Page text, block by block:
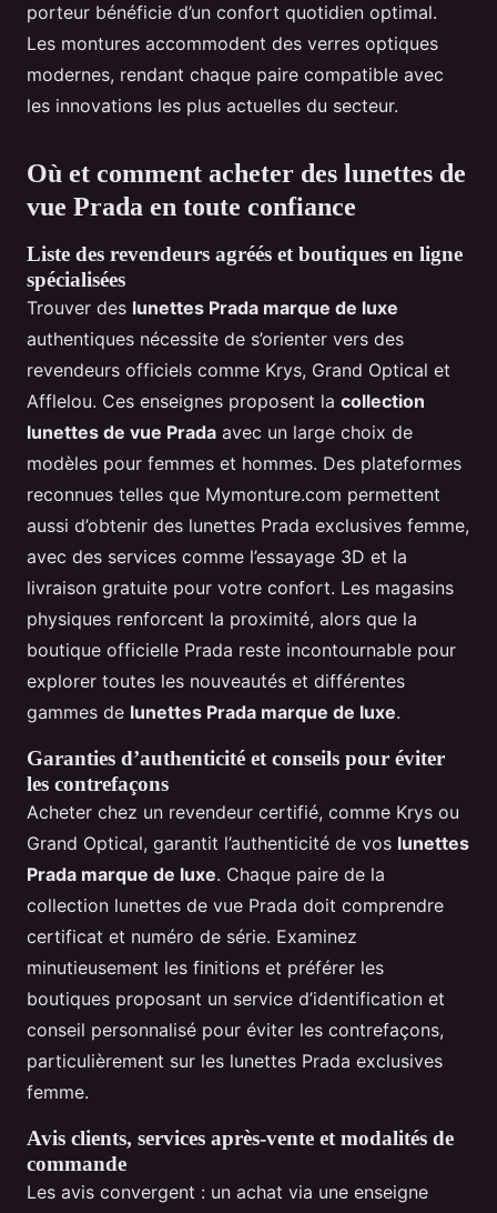
porteur bénéficie d’un confort quotidien optimal.
Les montures accommodent des verres optiques
modernes, rendant chaque paire compatible avec
les innovations les plus actuelles du secteur.
Où et comment acheter des lunettes de
vue Prada en toute confiance
Liste des revendeurs agréés et boutiques en ligne
spécialisées
Trouver des lunettes Prada marque de luxe
authentiques nécessite de s’orienter vers des
revendeurs officiels comme Krys, Grand Optical et
Afflelou. Ces enseignes proposent la collection
lunettes de vue Prada avec un large choix de
modèles pour femmes et hommes. Des plateformes
reconnues telles que Mymonture.com permettent
aussi d’obtenir des lunettes Prada exclusives femme,
avec des services comme l’essayage 3D et la
livraison gratuite pour votre confort. Les magasins
physiques renforcent la proximité, alors que la
boutique officielle Prada reste incontournable pour
explorer toutes les nouveautés et différentes
gammes de lunettes Prada marque de luxe.
Garanties d’authenticité et conseils pour éviter
les contrefaçons
Acheter chez un revendeur certifié, comme Krys ou
Grand Optical, garantit l’authenticité de vos lunettes
Prada marque de luxe. Chaque paire de la
collection lunettes de vue Prada doit comprendre
certificat et numéro de série. Examinez
minutieusement les finitions et préférer les
boutiques proposant un service d’identification et
conseil personnalisé pour éviter les contrefaçons,
particulièrement sur les lunettes Prada exclusives
femme.
Avis clients, services après-vente et modalités de
commande
Les avis convergent : un achat via une enseigne